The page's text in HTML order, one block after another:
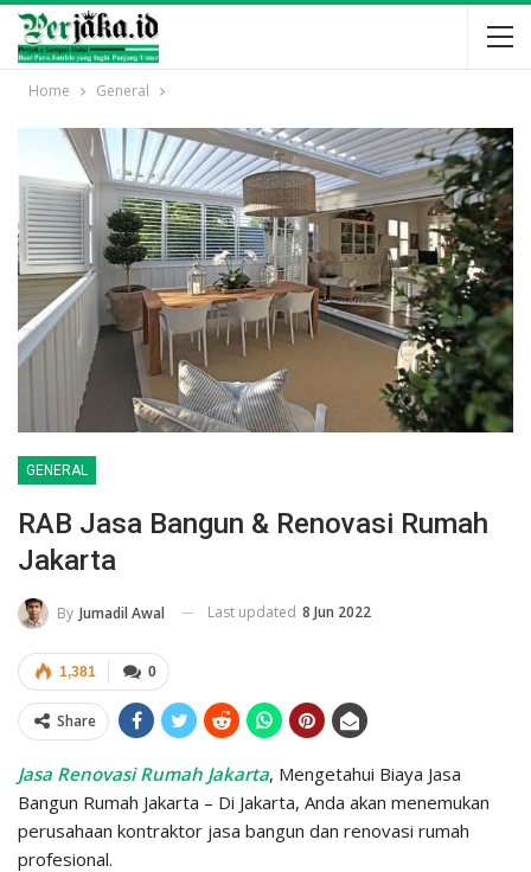
Home General
GENERAL
RAB Jasa Bangun & Renovasi Rumah
Jakarta
By Jumadil Awal Last updated 8 Jun 2022
0
1,381
Share
Jasa Renovasi Rumah Jakarta, Mengetahui Biaya Jasa
Bangun Rumah Jakarta – Di Jakarta, Anda akan menemukan
perusahaan kontraktor jasa bangun dan renovasi rumah
profesional.